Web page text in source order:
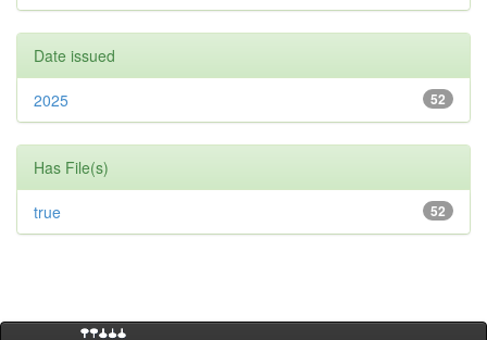
Date issued
52
2025
Has File(s)
52
true